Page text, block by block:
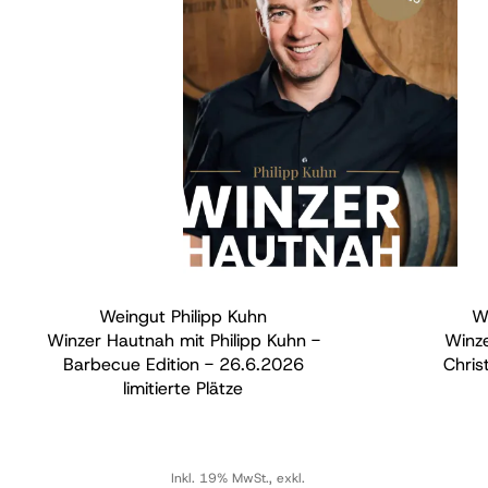
Weingut Philipp Kuhn
Winzer Hautnah mit Philipp Kuhn -
Barbecue Edition - 26.6.2026
limitierte Plätze
Inkl. 19% MwSt., exkl.